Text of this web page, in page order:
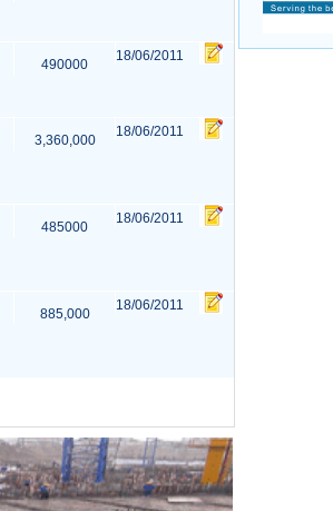
490000
18/06/2011
3,360,000
18/06/2011
485000
18/06/2011
885,000
18/06/2011